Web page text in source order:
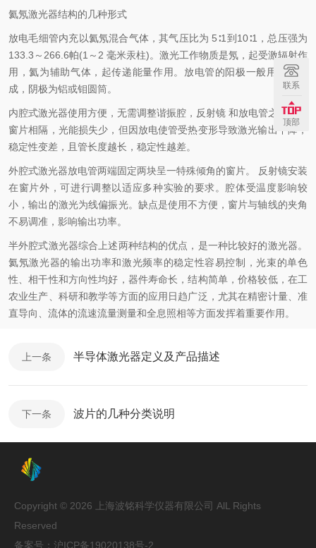
氦氖激光器结构的几种形式
放电毛细管内充以氦氖混合气体，其气压比为 5∶1到10∶1，总压强为
133.3～266.6帕(1～2 毫米汞柱)。激光工作物质是氖，起受激辐射作
用，氦为辅助气体，起传递能量作用。放电管的阳极一般用钨棒制
成，阴极为铝或钼圆筒。
内腔式激光器使用方便，无需调整谐振腔，反射镜 和放电管之间没有
窗片相隔，光能损失少，但因放电使管受热变形导致激光输出下降，
稳定性变差，且管长度越长，稳定性越差。
外腔式激光器放电管两端固定两块呈一特殊倾角的窗片。 反射镜安装
在窗片外，可进行调整以适应多种实验的要求。腔体受温度影响较
小，输出的激光为线偏振光。缺点是使用不方便，窗片与轴线的夹角
不易调准，影响输出功率。
半外腔式激光器综合上述两种结构的优点，是一种比较好的激光器。
氦氖激光器的输出功率和激光频率的稳定性容易控制，光束的单色
性、相干性和方向性均好，器件寿命长，结构简单，价格较低，在工
农业生产、科研和教学等方面的应用日趋广泛，尤其在精密计量、准
直导向、流体的流速流量测量和全息照相等方面发挥着重要作用。
上一条 半导体激光器定义及产品描述
下一条 波片的几种分类说明
Copyright © 2026 上海波铭科学仪器有限公司 AlL Rights
Reserved
备案号： 沪ICP备19020138号-2
联系
顶部